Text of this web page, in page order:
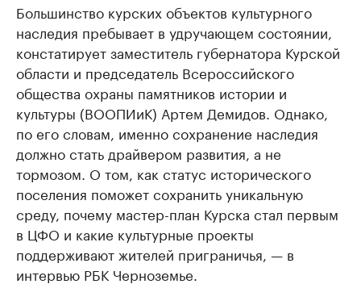
Большинство курских объектов культурного
наследия пребывает в удручающем состоянии,
констатирует заместитель губернатора Курской
области и председатель Всероссийского
общества охраны памятников истории и
культуры (ВООПИиК) Артем Демидов. Однако,
по его словам, именно сохранение наследия
должно стать драйвером развития, а не
тормозом. О том, как статус исторического
поселения поможет сохранить уникальную
среду, почему мастер-план Курска стал первым
в ЦФО и какие культурные проекты
поддерживают жителей приграничья, — в
интервью РБК Черноземье.